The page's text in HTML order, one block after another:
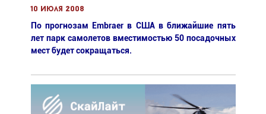
10 июля 2008
По прогнозам Embraer в США в ближайшие пять
лет парк самолетов вместимостью 50 посадочных
мест будет сокращаться.